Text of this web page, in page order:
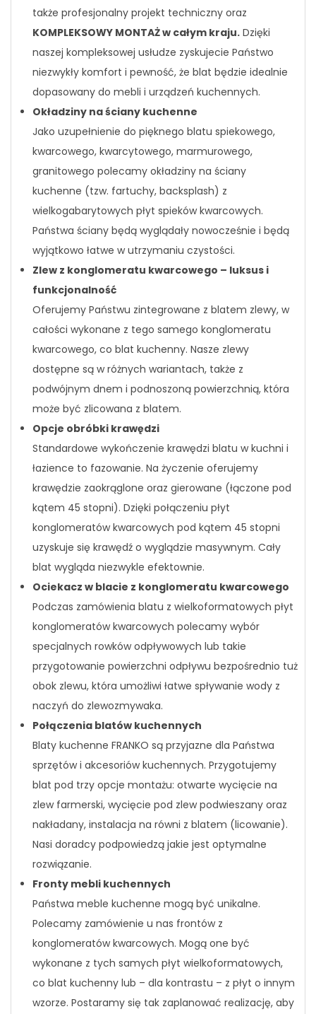
także profesjonalny projekt techniczny oraz
KOMPLEKSOWY MONTAŻ w całym kraju. Dzięki
naszej kompleksowej usłudze zyskujecie Państwo
niezwykły komfort i pewność, że blat będzie idealnie
dopasowany do mebli i urządzeń kuchennych.
Okładziny na ściany kuchenne
Jako uzupełnienie do pięknego blatu spiekowego,
kwarcowego, kwarcytowego, marmurowego,
granitowego polecamy okładziny na ściany
kuchenne (tzw. fartuchy, backsplash) z
wielkogabarytowych płyt spieków kwarcowych.
Państwa ściany będą wyglądały nowocześnie i będą
wyjątkowo łatwe w utrzymaniu czystości.
Zlew z konglomeratu kwarcowego – luksus i
funkcjonalność
Oferujemy Państwu zintegrowane z blatem zlewy, w
całości wykonane z tego samego konglomeratu
kwarcowego, co blat kuchenny. Nasze zlewy
dostępne są w różnych wariantach, także z
podwójnym dnem i podnoszoną powierzchnią, która
może być zlicowana z blatem.
Opcje obróbki krawędzi
Standardowe wykończenie krawędzi blatu w kuchni i
łazience to fazowanie. Na życzenie oferujemy
krawędzie zaokrąglone oraz gierowane (łączone pod
kątem 45 stopni). Dzięki połączeniu płyt
konglomeratów kwarcowych pod kątem 45 stopni
uzyskuje się krawędź o wyglądzie masywnym. Cały
blat wygląda niezwykle efektownie.
Ociekacz w blacie z konglomeratu kwarcowego
Podczas zamówienia blatu z wielkoformatowych płyt
konglomeratów kwarcowych polecamy wybór
specjalnych rowków odpływowych lub takie
przygotowanie powierzchni odpływu bezpośrednio tuż
obok zlewu, która umożliwi łatwe spływanie wody z
naczyń do zlewozmywaka.
Połączenia blatów kuchennych
Blaty kuchenne FRANKO są przyjazne dla Państwa
sprzętów i akcesoriów kuchennych. Przygotujemy
blat pod trzy opcje montażu: otwarte wycięcie na
zlew farmerski, wycięcie pod zlew podwieszany oraz
nakładany, instalacja na równi z blatem (licowanie).
Nasi doradcy podpowiedzą jakie jest optymalne
rozwiązanie.
Fronty mebli kuchennych
Państwa meble kuchenne mogą być unikalne.
Polecamy zamówienie u nas frontów z
konglomeratów kwarcowych. Mogą one być
wykonane z tych samych płyt wielkoformatowych,
co blat kuchenny lub – dla kontrastu – z płyt o innym
wzorze. Postaramy się tak zaplanować realizację, aby